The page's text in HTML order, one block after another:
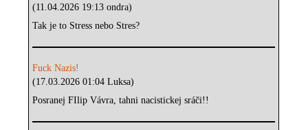
(11.04.2026 19:13 ondra)
Tak je to Stress nebo Stres?
Fuck Nazis!
(17.03.2026 01:04 Luksa)
Posranej FIlip Vávra, tahni nacistickej sráči!!